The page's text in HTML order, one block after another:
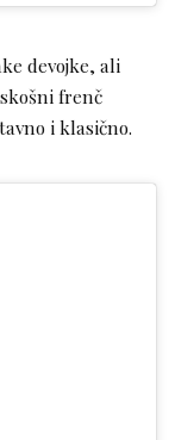
devojke, ali
frenč
i klasično.